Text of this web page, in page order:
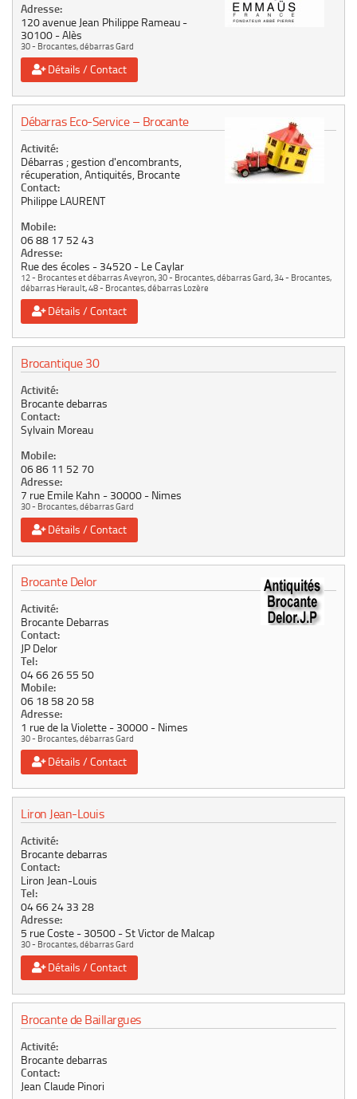
Adresse:
120 avenue Jean Philippe Rameau
30100
Alès
30 - Brocantes, débarras Gard
Détails / Contact
Débarras Eco-Service – Brocante
Activité:
Débarras ; gestion d'encombrants,
récuperation, Antiquités, Brocante
Contact:
Philippe LAURENT
Mobile:
06 88 17 52 43
Adresse:
Rue des écoles 34520 Le Caylar
12 - Brocantes et débarras Aveyron,30 - Brocantes, débarras Gard,34 - Brocantes,
débarras Herault,48 - Brocantes, débarras Lozère
Détails / Contact
Brocantique 30
Activité:
Brocante debarras
Contact:
Sylvain Moreau
Mobile:
06 86 11 52 70
Adresse:
7 rue Emile Kahn 30000 Nimes
30 - Brocantes, débarras Gard
Détails / Contact
Brocante Delor
Activité:
Brocante Debarras
Contact:
JP Delor
Tel:
04 66 26 55 50
Mobile:
06 18 58 20 58
Adresse:
1 rue de la Violette 30000 Nimes
30 - Brocantes, débarras Gard
Détails / Contact
Liron Jean-Louis
Activité:
Brocante debarras
Contact:
Liron Jean-Louis
Tel:
04 66 24 33 28
Adresse:
5 rue Coste 30500 St Victor de Malcap
30 - Brocantes, débarras Gard
Détails / Contact
Brocante de Baillargues
Activité:
Brocante debarras
Contact:
Jean Claude Pinori